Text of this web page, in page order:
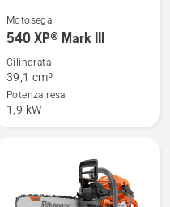
Vedi
maggiori
su
540 XP®
Mark
Motosega
540 XP® Mark III
Cilindrata
39,1 cm³
Potenza resa
1,9 kW